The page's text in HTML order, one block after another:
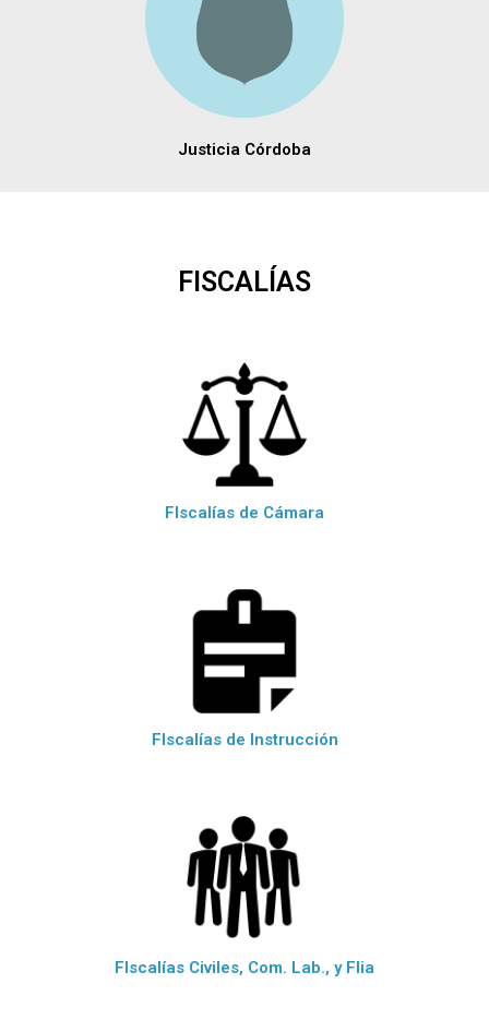
Justicia Córdoba
FISCALÍAS
FIscalías de Cámara
FIscalías de Instrucción
FIscalías Civiles, Com. Lab., y Flia